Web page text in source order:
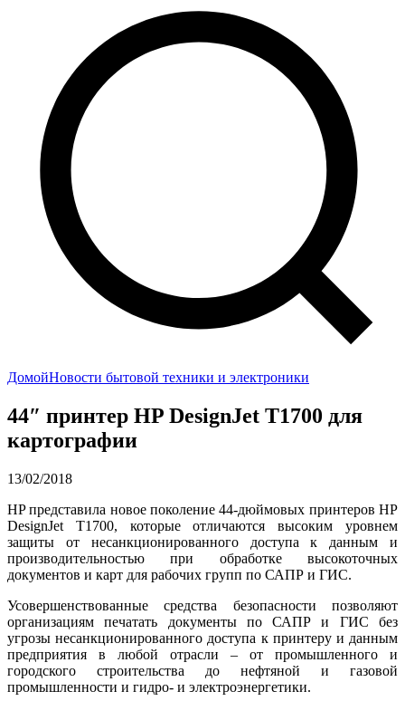
ДомойНовости бытовой техники и электроники
44″ принтер HP DesignJet T1700 для
картографии
13/02/2018
HP представила новое поколение 44-дюймовых принтеров HP
DesignJet T1700, которые отличаются высоким уровнем
защиты от несанкционированного доступа к данным и
производительностью при обработке высокоточных
документов и карт для рабочих групп по САПР и ГИС.
Усовершенствованные средства безопасности позволяют
организациям печатать документы по САПР и ГИС без
угрозы несанкционированного доступа к принтеру и данным
предприятия в любой отрасли – от промышленного и
городского строительства до нефтяной и газовой
промышленности и гидро- и электроэнергетики.